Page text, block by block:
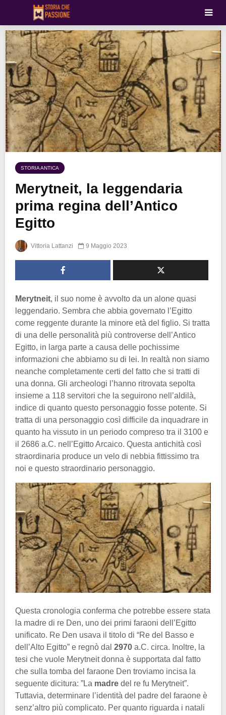
STORIA ANTICA
Merytneit, la leggendaria
prima regina dell’Antico
Egitto
Vittoria Lattanzi 9 Maggio 2023
Merytneit, il suo nome è avvolto da un alone quasi
leggendario. Sembra che abbia governato l’Egitto
come reggente durante la minore età del figlio. Si tratta
di una delle personalità più controverse dell’Antico
Egitto, in larga parte a causa delle pochissime
informazioni che abbiamo su di lei. In realtà non siamo
neanche completamente certi del fatto che si tratti di
una donna. Gli archeologi l’hanno ritrovata sepolta
insieme a 118 servitori che la seguirono nell’aldilà,
indice di quanto questo personaggio fosse potente. Si
tratta di una personaggio così difficile da inquadrare in
quanto ha vissuto in un periodo compreso tra il 3100 e
il 2686 a.C. nell’Egitto Arcaico. Questa antichità così
straordinaria produce un velo di nebbia fittissimo tra
noi e questo straordinario personaggio.
Questa cronologia conferma che potrebbe essere stata
la madre di re Den, uno dei primi faraoni dell’Egitto
unificato. Re Den usava il titolo di “Re del Basso e
dell’Alto Egitto” e regnò dal 2970 a.C. circa. Inoltre, la
tesi che vuole Merytneit donna è supportata dal fatto
che sulla tomba del faraone Den troviamo incisa la
seguente dicitura: ”La madre del re fu Merytneit”.
Tuttavia, determinare l’identità del padre del faraone è
senz’altro più complicato. Per quanto riguarda i natali